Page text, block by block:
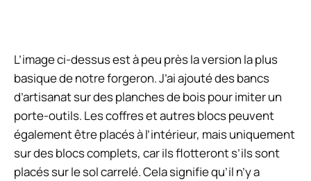
L’image ci-dessus est à peu près la version la plus
basique de notre forgeron. J’ai ajouté des bancs
d’artisanat sur des planches de bois pour imiter un
porte-outils. Les coffres et autres blocs peuvent
également être placés à l’intérieur, mais uniquement
sur des blocs complets, car ils flotteront s’ils sont
placés sur le sol carrelé. Cela signifie qu’il n’y a